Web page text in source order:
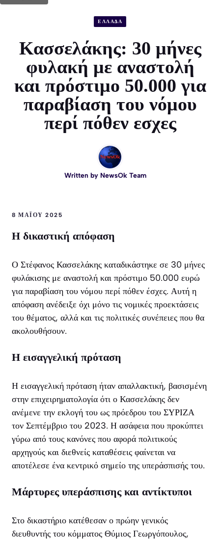
ΕΛΛΑΔΑ
Κασσελάκης: 30 μήνες
φυλακή με αναστολή
και πρόστιμο 50.000 για
παραβίαση του νόμου
περί πόθεν εσχες
Written by NewsOk Team
8 ΜΑΪ́ΟΥ 2025
Η δικαστική απόφαση
Ο Στέφανος Κασσελάκης καταδικάστηκε σε 30 μήνες
φυλάκισης με αναστολή και πρόστιμο 50.000 ευρώ
για παραβίαση του νόμου περί πόθεν έσχες. Αυτή η
απόφαση ανέδειξε όχι μόνο τις νομικές προεκτάσεις
του θέματος, αλλά και τις πολιτικές συνέπειες που θα
ακολουθήσουν.
Η εισαγγελική πρόταση
Η εισαγγελική πρόταση ήταν απαλλακτική, βασισμένη
στην επιχειρηματολογία ότι ο Κασσελάκης δεν
ανέμενε την εκλογή του ως πρόεδρου του ΣΥΡΙΖΑ
τον Σεπτέμβριο του 2023. Η ασάφεια που προκύπτει
γύρω από τους κανόνες που αφορά πολιτικούς
αρχηγούς και διεθνείς καταθέσεις φαίνεται να
αποτέλεσε ένα κεντρικό σημείο της υπεράσπισής του.
Μάρτυρες υπεράσπισης και αντίκτυποι
Στο δικαστήριο κατέθεσαν ο πρώην γενικός
διευθυντής του κόμματος Θύμιος Γεωργόπουλος,